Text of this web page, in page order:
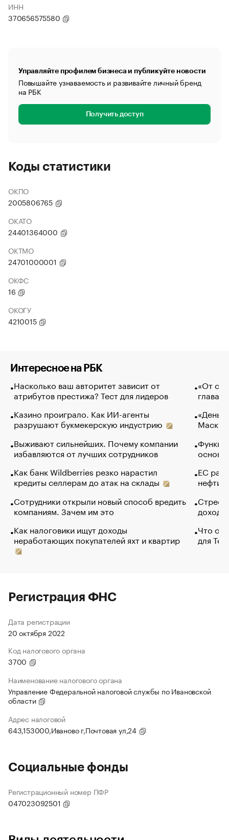
ИНН
370656575580
Управляйте профилем бизнеса и публикуйте новости
Повышайте узнаваемость и развивайте личный бренд
на РБК
Получить доступ
Коды статистики
ОКПО
2005806765
ОКАТО
24401364000
ОКТМО
24701000001
ОКФС
16
ОКОГУ
4210015
Интересное на РБК
Насколько ваш авторитет зависит от
атрибутов престижа? Тест для лидеров
Казино проиграло. Как ИИ-агенты
разрушают букмекерскую индустрию
Выживают сильнейших. Почему компании
избавляются от лучших сотрудников
Как банк Wildberries резко нарастил
кредиты селлерам до атак на склады
Сотрудники открыли новый способ вредить
компаниям. Зачем им это
Как налоговики ищут доходы
неработающих покупателей яхт и квартир
«От
глава
Маск в
основ
ЕС
нефти
Что
для
Регистрация ФНС
Дата регистрации
20 октября 2022
Код налогового органа
3700
Наименование налогового органа
Управление Федеральной налоговой службы по Ивановской
области
Адрес налоговой
643,153000,Иваново г,Почтовая ул,24
Социальные фонды
Регистрационный номер ПФР
047023092501